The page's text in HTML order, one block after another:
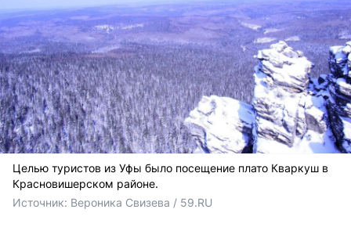
Целью туристов из Уфы было посещение плато Кваркуш в
Красновишерском районе.
Источник: Вероника Свизева / 59.RU